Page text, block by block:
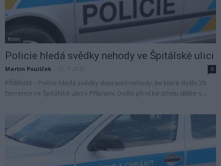
Krimi
Policie hledá svědky nehody ve Špitálské ulici
Martin Poulíček 0
PŘÍBRAM – Policie hledá svědky dopravní nehody, ke které došlo 29.
července ve Špitálské ulici v Příbrami. Došlo při ní ke střetu dítěte s...